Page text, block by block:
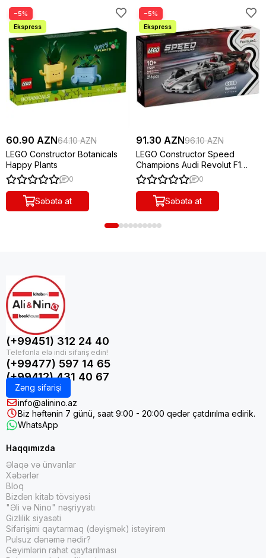
−5%
60.90 AZN64.10 AZN
LEGO Constructor Botanicals
Happy Plants
0
Səbətə at
−5%
91.30 AZN96.10 AZN
LEGO Constructor Speed
Champions Audi Revolut F1
Team R26 Race Car
0
Səbətə at
(+99451) 312 24 40
(+99477) 597 14 65
(+99412) 431 40 67
Zəng sifarişi
info@alinino.az
Biz həftənin 7 günü, saat 9:00 - 20:00 qədər çatdırılma edirik.
WhatsApp
Haqqımızda
Əlaqə və ünvanlar
Xəbərlər
Bloq
Bizdən kitab tövsiyəsi
"Əli və Nino" nəşriyyatı
Gizlilik siyasəti
Sifarişimi qaytarmaq (dəyişmək) istəyirəm
Pulsuz dənəmə nədir?
Geyimlərin rahat qaytarılması